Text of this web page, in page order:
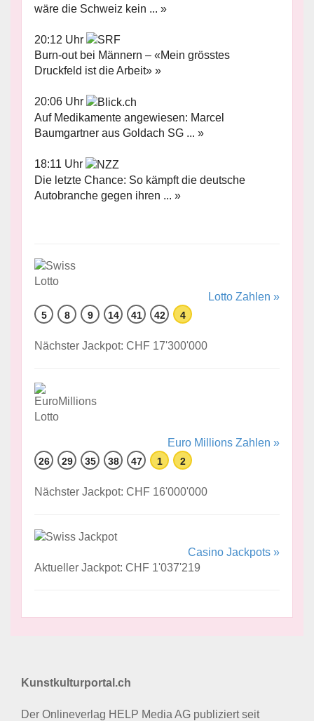
wäre die Schweiz kein ... »
20:12 Uhr
Burn-out bei Männern – «Mein grösstes
Druckfeld ist die Arbeit» »
20:06 Uhr
Auf Medikamente angewiesen: Marcel
Baumgartner aus Goldach SG ... »
18:11 Uhr
Die letzte Chance: So kämpft die deutsche
Autobranche gegen ihren ... »
Lotto Zahlen »
5 8 9 14 41 42 4
Nächster Jackpot: CHF 17'300'000
Euro Millions Zahlen »
26 29 35 38 47 1 2
Nächster Jackpot: CHF 16'000'000
Casino Jackpots »
Aktueller Jackpot: CHF 1'037'219
Kunstkulturportal.ch
Der Onlineverlag HELP Media AG publiziert seit